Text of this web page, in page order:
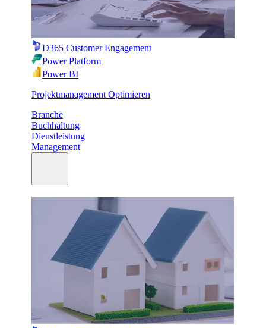
D365 Customer Engagement
Power Platform
Power BI
Projektmanagement Optimieren
Branche
Buchhaltung
Dienstleistung
Management